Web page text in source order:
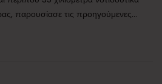
παρουσίασε τις προηγούμενες...